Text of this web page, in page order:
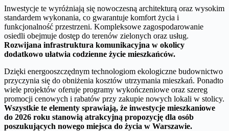
Inwestycje te wyróżniają się nowoczesną architekturą oraz wysokim
standardem wykonania, co gwarantuje komfort życia i
funkcjonalność przestrzeni. Kompleksowe zagospodarowanie
osiedli obejmuje dostęp do terenów zielonych oraz usług.
Rozwijana infrastruktura komunikacyjna w okolicy
dodatkowo ułatwia codzienne życie mieszkańców.
Dzięki energooszczędnym technologiom ekologiczne budownictwo
przyczynia się do obniżenia kosztów utrzymania mieszkań. Ponadto
wiele projektów oferuje programy wykończeniowe oraz szereg
promocji cenowych i rabatów przy zakupie nowych lokali w stolicy.
Wszystkie te elementy sprawiają, że inwestycje mieszkaniowe
do 2026 roku stanowią atrakcyjną propozycję dla osób
poszukujących nowego miejsca do życia w Warszawie.